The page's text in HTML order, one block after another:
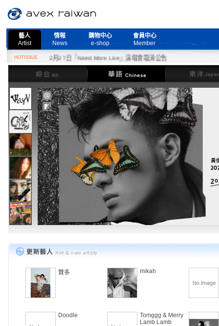
藝人
Artist
情報
News
購物中心
e-shop
會員中心
Member
HOTISSUE
2月27日『Need More Live』演唱會取消公告
綜合
華語 東洋
贊多 mikah
Doodle
Tomggg & Merry
Lamb Lamb